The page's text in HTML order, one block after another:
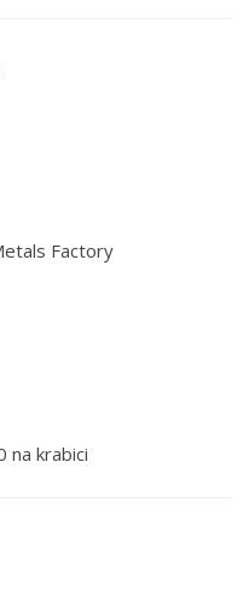
Factory
na krabici